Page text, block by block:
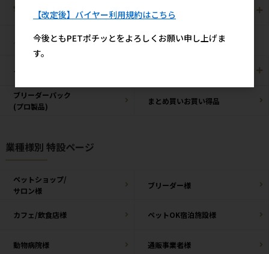
爬虫・両生類 観賞魚用
昆虫
その他/雑貨
ブリーダーパック
(プロ製品)
まとめ買いお買い得品
業種様別 特設ページ
ペットショップ/
サロン様
ブリーダー様
カフェ/飲食店様 ペットOK宿泊施設様
動物病院様 通販事業者様
【改定後】バイヤー利用規約はこちら
今後ともPETポチッとをよろしくお願い申し上げま
す。